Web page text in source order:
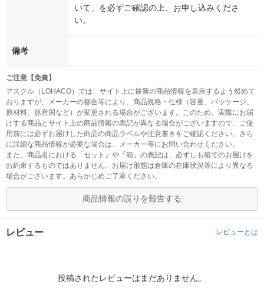
いて」を必ずご確認の上、お申し込みくださ
い。
備考
ご注意【免責】
アスクル（LOHACO）では、サイト上に最新の商品情報を表示するよう努めて
おりますが、メーカーの都合等により、商品規格・仕様（容量、パッケージ、
原材料、原産国など）が変更される場合がございます。このため、実際にお届
けする商品とサイト上の商品情報の表記が異なる場合がございますので、ご使
用前には必ずお届けした商品の商品ラベルや注意書きをご確認ください。さら
に詳細な商品情報が必要な場合は、メーカー等にお問い合わせください。
また、商品名における「セット」や「箱」の表記は、必ずしも箱でのお届けを
お約束するものではありません。お届け形態は倉庫の在庫状況等により異なる
場合がございます。あらかじめご了承ください。
商品情報の誤りを報告する
レビュー レビューとは
投稿されたレビューはまだありません。